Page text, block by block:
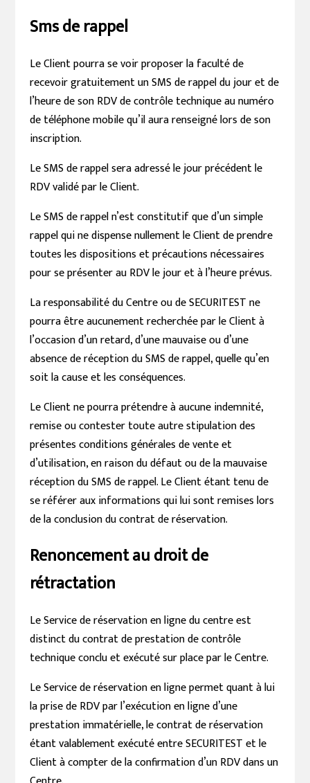
Sms de rappel
Le Client pourra se voir proposer la faculté de
recevoir gratuitement un SMS de rappel du jour et de
l’heure de son RDV de contrôle technique au numéro
de téléphone mobile qu’il aura renseigné lors de son
inscription.
Le SMS de rappel sera adressé le jour précédent le
RDV validé par le Client.
Le SMS de rappel n’est constitutif que d’un simple
rappel qui ne dispense nullement le Client de prendre
toutes les dispositions et précautions nécessaires
pour se présenter au RDV le jour et à l’heure prévus.
La responsabilité du Centre ou de SECURITEST ne
pourra être aucunement recherchée par le Client à
l’occasion d’un retard, d’une mauvaise ou d’une
absence de réception du SMS de rappel, quelle qu’en
soit la cause et les conséquences.
Le Client ne pourra prétendre à aucune indemnité,
remise ou contester toute autre stipulation des
présentes conditions générales de vente et
d’utilisation, en raison du défaut ou de la mauvaise
réception du SMS de rappel. Le Client étant tenu de
se référer aux informations qui lui sont remises lors
de la conclusion du contrat de réservation.
Renoncement au droit de
rétractation
Le Service de réservation en ligne du centre est
distinct du contrat de prestation de contrôle
technique conclu et exécuté sur place par le Centre.
Le Service de réservation en ligne permet quant à lui
la prise de RDV par l’exécution en ligne d’une
prestation immatérielle, le contrat de réservation
étant valablement exécuté entre SECURITEST et le
Client à compter de la confirmation d’un RDV dans un